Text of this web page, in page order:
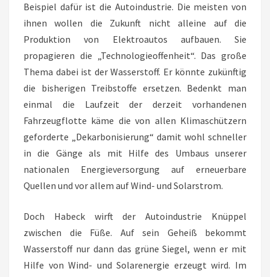
Beispiel dafür ist die Autoindustrie. Die meisten von
ihnen wollen die Zukunft nicht alleine auf die
Produktion von Elektroautos aufbauen. Sie
propagieren die „Technologieoffenheit“. Das große
Thema dabei ist der Wasserstoff. Er könnte zukünftig
die bisherigen Treibstoffe ersetzen. Bedenkt man
einmal die Laufzeit der derzeit vorhandenen
Fahrzeugflotte käme die von allen Klimaschützern
geforderte „Dekarbonisierung“ damit wohl schneller
in die Gänge als mit Hilfe des Umbaus unserer
nationalen Energieversorgung auf erneuerbare
Quellen und vor allem auf Wind- und Solarstrom.
Doch Habeck wirft der Autoindustrie Knüppel
zwischen die Füße. Auf sein Geheiß bekommt
Wasserstoff nur dann das grüne Siegel, wenn er mit
Hilfe von Wind- und Solarenergie erzeugt wird. Im